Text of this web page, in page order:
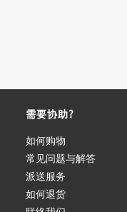
需要协助?
如何购物
常见问题与解答
派送服务
如何退货